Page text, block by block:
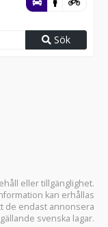
Sök
eller tillgänglighet.
kan erhållas
de endast annonsera
svenska lagar.